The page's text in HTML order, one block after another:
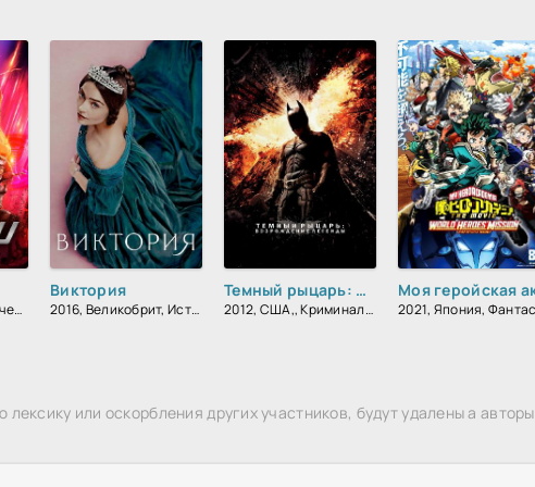
2014, США, Приключения, Фантастика, Боевик, Зарубежный, Драма
Виктория
2016, Великобрит, Исторический, Биографический, Зарубежный, Драма
Темный рыцарь: Возрождение легенды
2012, США,, Криминал, Фантастика, Боевик, Триллер, Зарубежный, Драма
или оскорбления других участников, будут удалены а авторы